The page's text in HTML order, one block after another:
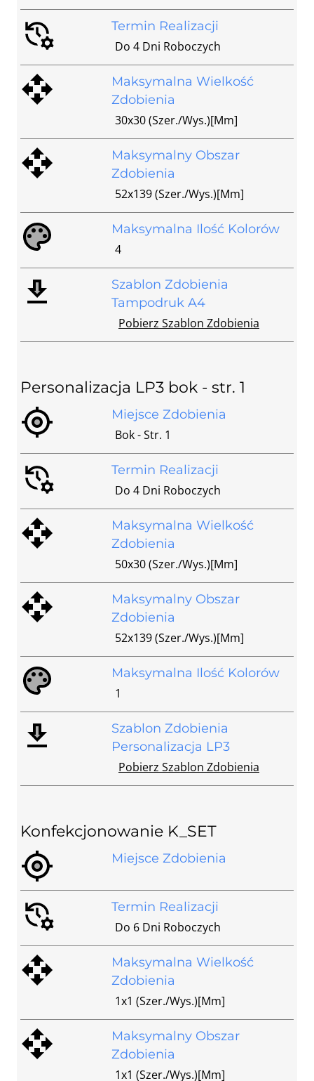
Termin Realizacji
Do 4 Dni Roboczych
Maksymalna Wielkość
Zdobienia
30x30 (szer./wys.)[mm]
Maksymalny Obszar
Zdobienia
52x139 (szer./wys.)[mm]
Maksymalna Ilość Kolorów
4
Szablon Zdobienia
Tampodruk A4
Pobierz Szablon Zdobienia
Personalizacja LP3 bok - str. 1
Miejsce Zdobienia
Bok - Str. 1
Termin Realizacji
Do 4 Dni Roboczych
Maksymalna Wielkość
Zdobienia
50x30 (szer./wys.)[mm]
Maksymalny Obszar
Zdobienia
52x139 (szer./wys.)[mm]
Maksymalna Ilość Kolorów
1
Szablon Zdobienia
Personalizacja LP3
Pobierz Szablon Zdobienia
Konfekcjonowanie K_SET
Miejsce Zdobienia
Termin Realizacji
Do 6 Dni Roboczych
Maksymalna Wielkość
Zdobienia
1x1 (szer./wys.)[mm]
Maksymalny Obszar
Zdobienia
1x1 (szer./wys.)[mm]